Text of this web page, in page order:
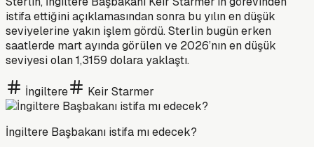
istifa ettiğini açıklamasından sonra bu yılın en düşük
seviyelerine yakın işlem gördü. Sterlin bugün erken
saatlerde mart ayında görülen ve 2026’nın en düşük
seviyesi olan 1,3159 dolara yaklaştı.
İngiltere Keir Starmer
İngiltere Başbakanı istifa mı edecek?